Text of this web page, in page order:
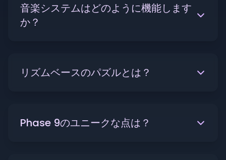
音楽システムはどのように機能します
か？
リズムベースのパズルとは？
Phase 9のユニークな点は？